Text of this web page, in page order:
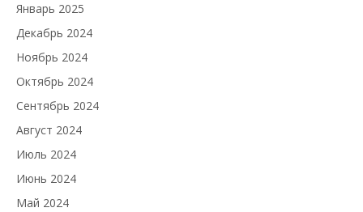
Январь 2025
Декабрь 2024
Ноябрь 2024
Октябрь 2024
Сентябрь 2024
Август 2024
Июль 2024
Июнь 2024
Май 2024